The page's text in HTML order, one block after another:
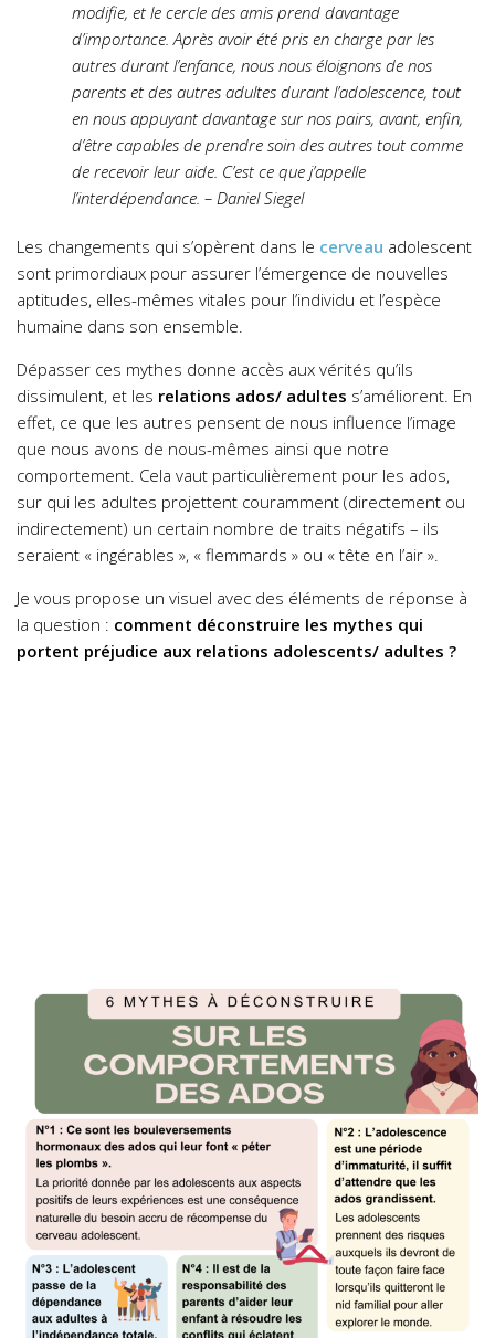
modifie, et le cercle des amis prend davantage
d’importance. Après avoir été pris en charge par les
autres durant l’enfance, nous nous éloignons de nos
parents et des autres adultes durant l’adolescence, tout
en nous appuyant davantage sur nos pairs, avant, enfin,
d’être capables de prendre soin des autres tout comme
de recevoir leur aide. C’est ce que j’appelle
l’interdépendance. – Daniel Siegel
Les changements qui s’opèrent dans le cerveau adolescent
sont primordiaux pour assurer l’émergence de nouvelles
aptitudes, elles-mêmes vitales pour l’individu et l’espèce
humaine dans son ensemble.
Dépasser ces mythes donne accès aux vérités qu’ils
dissimulent, et les relations ados/ adultes s’améliorent. En
effet, ce que les autres pensent de nous influence l’image
que nous avons de nous-mêmes ainsi que notre
comportement. Cela vaut particulièrement pour les ados,
sur qui les adultes projettent couramment (directement ou
indirectement) un certain nombre de traits négatifs – ils
seraient « ingérables », « flemmards » ou « tête en l’air ».
Je vous propose un visuel avec des éléments de réponse à
la question : comment déconstruire les mythes qui
portent préjudice aux relations adolescents/ adultes ?